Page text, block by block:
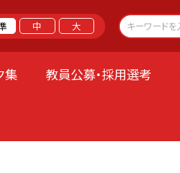
中 大
集 教員公募・採用選考